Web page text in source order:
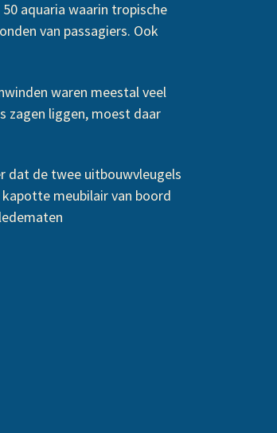
aquaria waarin tropische
van passagiers. Ook
waren meestal veel
zagen liggen, moest daar
dat de twee uitbouwvleugels
meubilair van boord